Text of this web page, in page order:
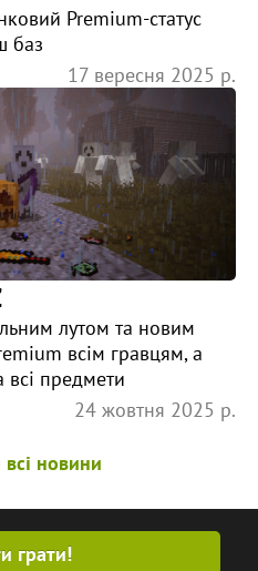
Premium-статус
баз
17 вересня 2025 р.
лутом та новим
всім гравцям, а
предмети
24 жовтня 2025 р.
новини
грати!